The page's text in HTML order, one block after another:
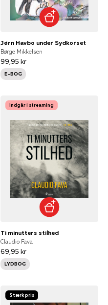
Jørn Havbo under Sydkorset
Børge Mikkelsen
99,95 kr
E-BOG
Indgår i streaming
Ti minutters stilhed
Claudio Fava
69,95 kr
LYDBOG
Stærk pris